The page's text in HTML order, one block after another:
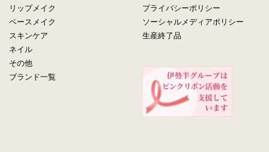
リップメイク
ベースメイク
スキンケア
ネイル
その他
ブランド一覧
プライバシーポリシー
ソーシャルメディアポリシー
生産終了品